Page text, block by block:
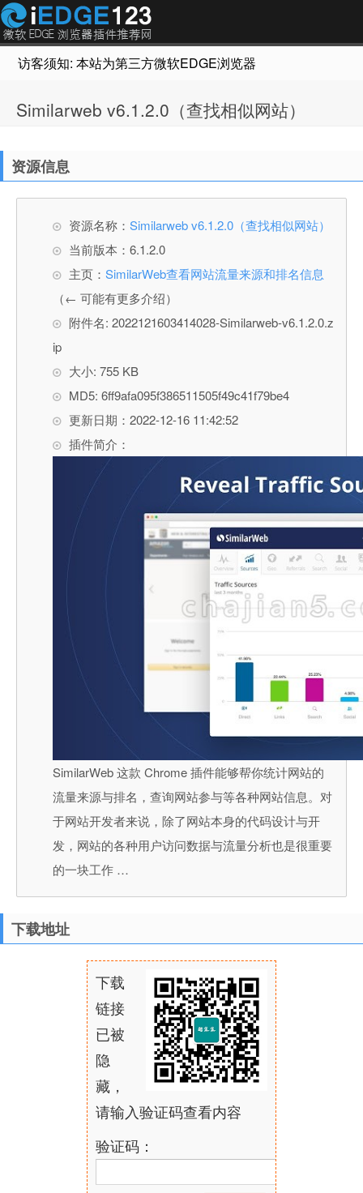
访客须知: 本站为第三方微软EDGE浏览器插件推荐网站，
Similarweb v6.1.2.0（查找相似网站）
资源信息
资源名称： Similarweb v6.1.2.0（查找相似网站）
当前版本：6.1.2.0
主页： SimilarWeb查看网站流量来源和排名信息
（← 可能有更多介绍）
附件名: 2022121603414028-Similarweb-v6.1.2.0.z
ip
大小: 755 KB
MD5: 6ff9afa095f386511505f49c41f79be4
更新日期：2022-12-16 11:42:52
插件简介：
SimilarWeb 这款 Chrome 插件能够帮你统计网站的
流量来源与排名，查询网站参与等各种网站信息。对
于网站开发者来说，除了网站本身的代码设计与开
发，网站的各种用户访问数据与流量分析也是很重要
的一块工作 …
下载地址
下载
链接
已被
隐
藏，
请输入验证码查看内容
验证码：